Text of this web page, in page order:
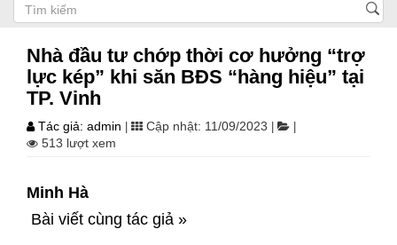
Nhà đầu tư chớp thời cơ hưởng “trợ
lực kép” khi săn BĐS “hàng hiệu” tại
TP. Vinh
Tác giả: admin Cập nhật: 11/09/2023
513 lượt xem
Minh Hà
Bài viết cùng tác giả »